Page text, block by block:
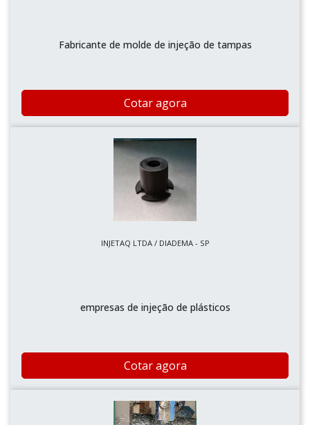
Fabricante de molde de injeção de tampas
Cotar agora
INJETAQ LTDA / DIADEMA - SP
empresas de injeção de plásticos
Cotar agora